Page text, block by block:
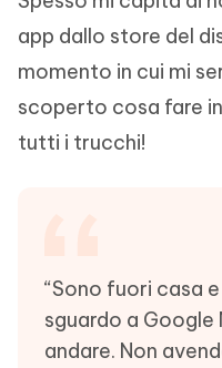
iAnyGo
app dallo store del
momento in cui mi
scoperto cosa fare
tutti i trucchi!
“Sono fuori casa
sguardo a Google
andare. Non